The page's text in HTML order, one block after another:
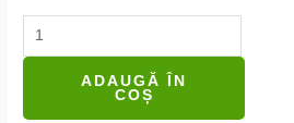
ADAUGĂ ÎN
COȘ